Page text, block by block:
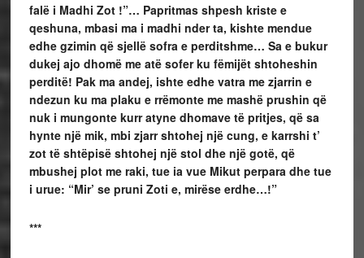
falë i Madhi Zot !”… Papritmas shpesh kriste e
qeshuna, mbasi ma i madhi nder ta, kishte mendue
edhe gzimin që sjellë sofra e perditshme… Sa e bukur
dukej ajo dhomë me atë sofer ku fëmijët shtoheshin
perditë! Pak ma andej, ishte edhe vatra me zjarrin e
ndezun ku ma plaku e rrëmonte me mashë prushin që
nuk i mungonte kurr atyne dhomave të pritjes, që sa
hynte një mik, mbi zjarr shtohej një cung, e karrshi t’
zot të shtëpisë shtohej një stol dhe një gotë, që
mbushej plot me raki, tue ia vue Mikut perpara dhe tue
i urue: “Mir’ se pruni Zoti e, mirëse erdhe…!”
***